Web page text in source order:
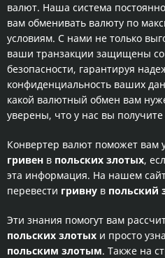
валют. Наша система
вам обменивать валюту по
условиям. С нами не только
ваши транзакции защищены
безопасности, гарантируя
конфиденциальность ваших
какой валютный обмен вам
уверены, что у нас вы
Конвертер валют поможет вам
гривен в польских злотых,
эта информация. На нашем
перевести гривну в польский
Эти знания помогут вам
польских злотых и просто
польским злотым. Также на